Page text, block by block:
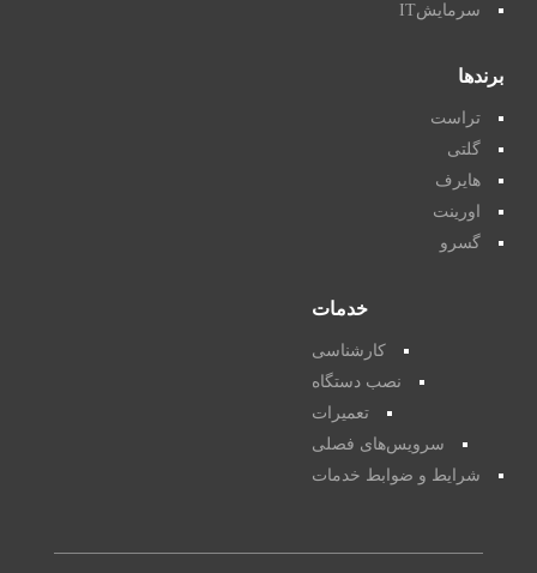
سرمایشIT
برندها
تراست
گلتی
هایرف
اورینت
گسرو
خدمات
کارشناسی
نصب دستگاه
تعمیرات
سرویس‌های فصلی
شرایط و ضوابط خدمات